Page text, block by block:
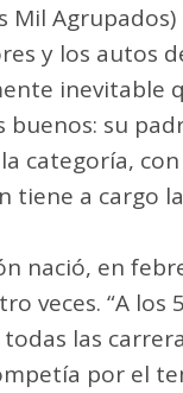
Mil
y los autos
inevitable
buenos: su
categoría,
tiene a cargo
nació, en
veces. “A
las
por el